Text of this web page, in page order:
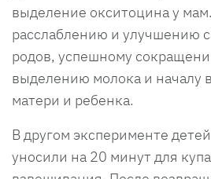
выделение окситоцина у
расслаблению и улучшению
родов, успешному
выделению молока и началу
матери и ребенка.
В другом эксперименте
уносили на 20 минут для